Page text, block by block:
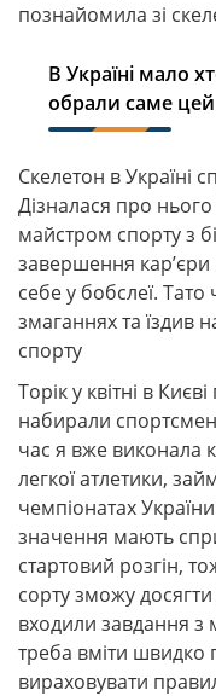
познайомила зі
В Україні мало
обрали саме
Скелетон в Україні
Дізналася про нього
майстром спорту з
завершення кар’єри
себе у бобслеї.
змаганнях та їздив
спорту
Торік у квітні в
набирали
час я вже виконала
легкої атлетики,
чемпіонатах
значення мають
стартовий розгін,
сорту зможу
входили завдання з
треба вміти швидко
вираховувати